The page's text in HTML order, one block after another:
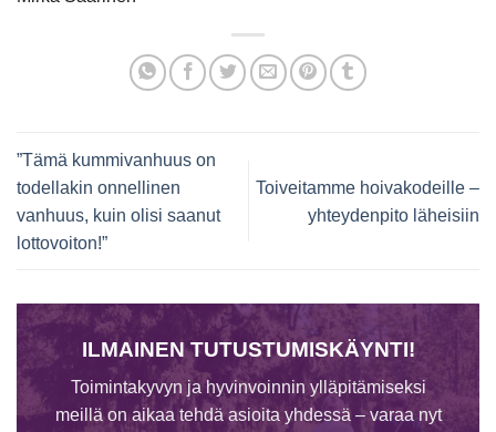
”Tämä kummivanhuus on
todellakin onnellinen
vanhuus, kuin olisi saanut
lottovoiton!”
Toiveitamme hoivakodeille –
yhteydenpito läheisiin
ILMAINEN TUTUSTUMISKÄYNTI!
Toimintakyvyn ja hyvinvoinnin ylläpitämiseksi
meillä on aikaa tehdä asioita yhdessä – varaa nyt